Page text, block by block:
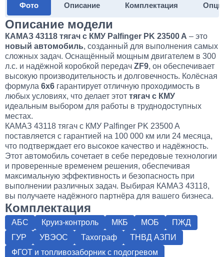
Фото Описание Комплектация
Описание модели
КАМАЗ 43118 тягач с КМУ Palfinger PK 23500 A – это
новый автомобиль, созданный для выполнения самых
сложных задач. Оснащённый мощным двигателем в 300
л.с. и надёжной коробкой передач ZF9, он обеспечивает
высокую производительность и долговечность. Колёсная
формула 6х6 гарантирует отличную проходимость в
любых условиях, что делает этот тягач с КМУ
идеальным выбором для работы в труднодоступных
местах.
КАМАЗ 43118 тягач с КМУ Palfinger PK 23500 A
поставляется с гарантией на 100 000 км или 24 месяца,
что подтверждает его высокое качество и надёжность.
Этот автомобиль сочетает в себе передовые технологии
и проверенные временем решения, обеспечивая
максимальную эффективность и безопасность при
выполнении различных задач. Выбирая КАМАЗ 43118,
вы получаете надёжного партнёра для вашего бизнеса.
Комплектация
АБС Круиз-контроль МКБ МОБ
ПЖД
ГУР
УВЭОС Тахограф
ТНВД АЗПИ
ФГОТ и топливозаборник с подогревом